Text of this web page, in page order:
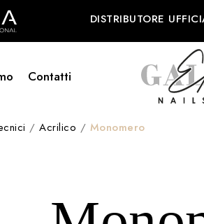
DISTRIBUTORE
Contatti
/Acrilico / Monomero